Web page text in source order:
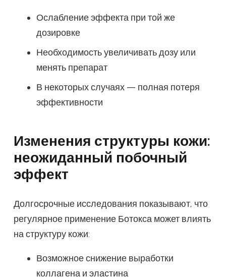
Ослабление эффекта при той же
дозировке
Необходимость увеличивать дозу или
менять препарат
В некоторых случаях — полная потеря
эффективности
Изменения структуры кожи:
неожиданный побочный
эффект
Долгосрочные исследования показывают, что
регулярное применение Ботокса может влиять
на структуру кожи:
Возможное снижение выработки
коллагена и эластина